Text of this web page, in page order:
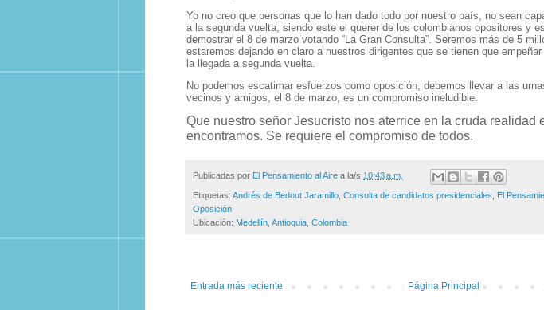
Yo no creo que personas que lo han dado todo por nuestro país, no sean
a la segunda vuelta, siendo este el querer de los colombianos opositores y
demostrar el 8 de marzo votando “La Gran Consulta”. Seremos más de 5
estaremos dejando en claro a nuestros dirigentes que se tienen que
la llegada a segunda vuelta.
No podemos escatimar esfuerzos como oposición, debemos llevar a las
vecinos y amigos, el 8 de marzo, es un compromiso ineludible.
Que nuestro señor Jesucristo nos aterrice en la cruda realidad
encontramos. Se requiere el compromiso de todos.
Publicadas por El Pensamiento al Aire a la/s 10:43 a.m.
Etiquetas: Andrés de Bedout Jaramillo Consulta de candidatos presidenciales El
Oposición
Ubicación: Medellín, Antioquia, Colombia
Entrada más reciente Página Principal